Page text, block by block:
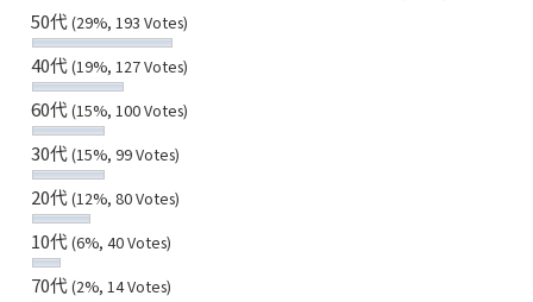
50代(29%, 193 Votes)
40代(19%, 127 Votes)
60代(15%, 100 Votes)
30代(15%, 99 Votes)
20代(12%, 80 Votes)
10代(6%, 40 Votes)
70代(2%, 14 Votes)